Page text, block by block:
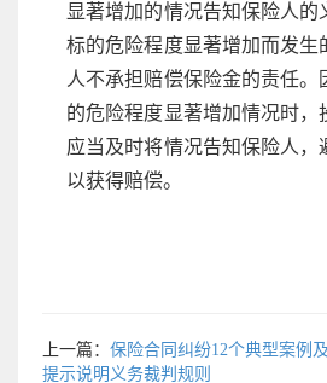
显著增加的情况告知保险人的
标的危险程度显著增加而发生
人不承担赔偿保险金的责任。
的危险程度显著增加情况时，
应当及时将情况告知保险人，
以获得赔偿。
上一篇： 保险合同纠纷12个典型案例
提示说明义务裁判规则